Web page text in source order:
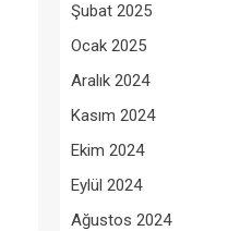
Şubat 2025
Ocak 2025
Aralık 2024
Kasım 2024
Ekim 2024
Eylül 2024
Ağustos 2024